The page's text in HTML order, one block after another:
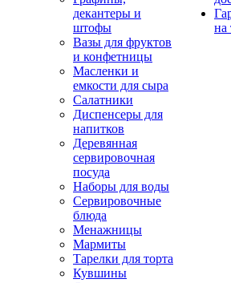
декантеры и
штофы
Вазы для фруктов
и конфетницы
Масленки и
емкости для сыра
Салатники
Диспенсеры для
напитков
Деревянная
сервировочная
посуда
Наборы для воды
Сервировочные
блюда
Менажницы
Мармиты
Тарелки для торта
Кувшины
на